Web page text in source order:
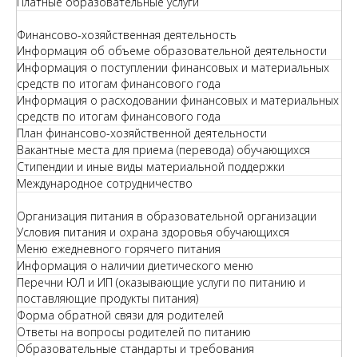
Финансово-хозяйственная деятельность
Информация об объеме образовательной деятельности
Информация о поступлении финансовых и материальных
средств по итогам финансового года
Информация о расходовании финансовых и материальных
средств по итогам финансового года
План финансово-хозяйственной деятельности
Вакантные места для приема (перевода) обучающихся
Стипендии и иные виды материальной поддержки
Международное сотрудничество
Организация питания в образовательной организации
Условия питания и охрана здоровья обучающихся
Меню ежедневного горячего питания
Информация о наличии диетического меню
Перечни ЮЛ и ИП (оказывающие услуги по питанию и
поставляющие продукты питания)
Форма обратной связи для родителей
Ответы на вопросы родителей по питанию
Образовательные стандарты и требования